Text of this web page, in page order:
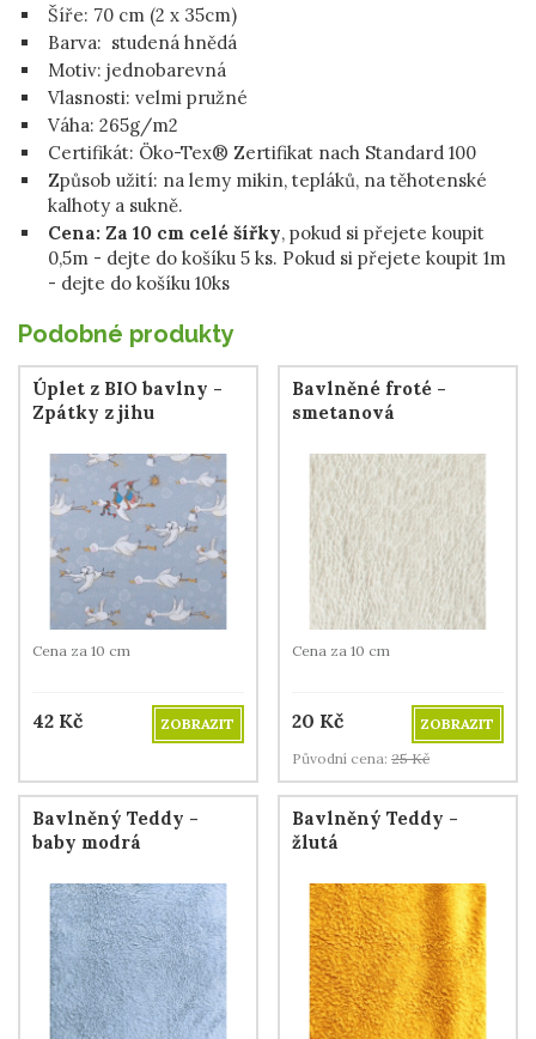
Šíře: 70 cm (2 x 35cm)
Barva: studená hnědá
Motiv: jednobarevná
Vlasnosti: velmi pružné
Váha: 265g/m2
Certifikát: Öko-Tex® Zertifikat nach Standard 100
Způsob užití: na lemy mikin, tepláků, na těhotenské
kalhoty a sukně.
Cena: Za 10 cm celé šířky, pokud si přejete koupit
0,5m - dejte do košíku 5 ks. Pokud si přejete koupit 1m
- dejte do košíku 10ks
Podobné produkty
Úplet z BIO bavlny -
Zpátky z jihu
Cena za 10 cm
42 Kč ZOBRAZIT
Bavlněné froté -
smetanová
Cena za 10 cm
20 Kč
ZOBRAZIT
Původní cena: 25 Kč
Bavlněný Teddy -
baby modrá
Bavlněný Teddy -
žlutá